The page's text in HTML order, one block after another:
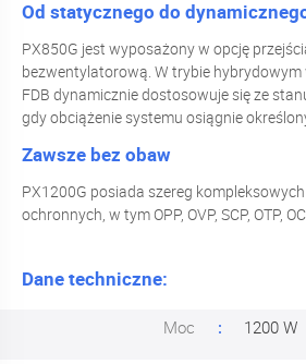
Od statycznego do
PX850G jest wyposażony w opcję
bezwentylatorową. W trybie
FDB dynamicznie dostosowuje się ze
gdy obciążenie systemu osiągnie
Zawsze bez obaw
PX1200G posiada szereg
ochronnych, w tym OPP, OVP, SCP, OTP,
Dane techniczne:
Moc 1200 W